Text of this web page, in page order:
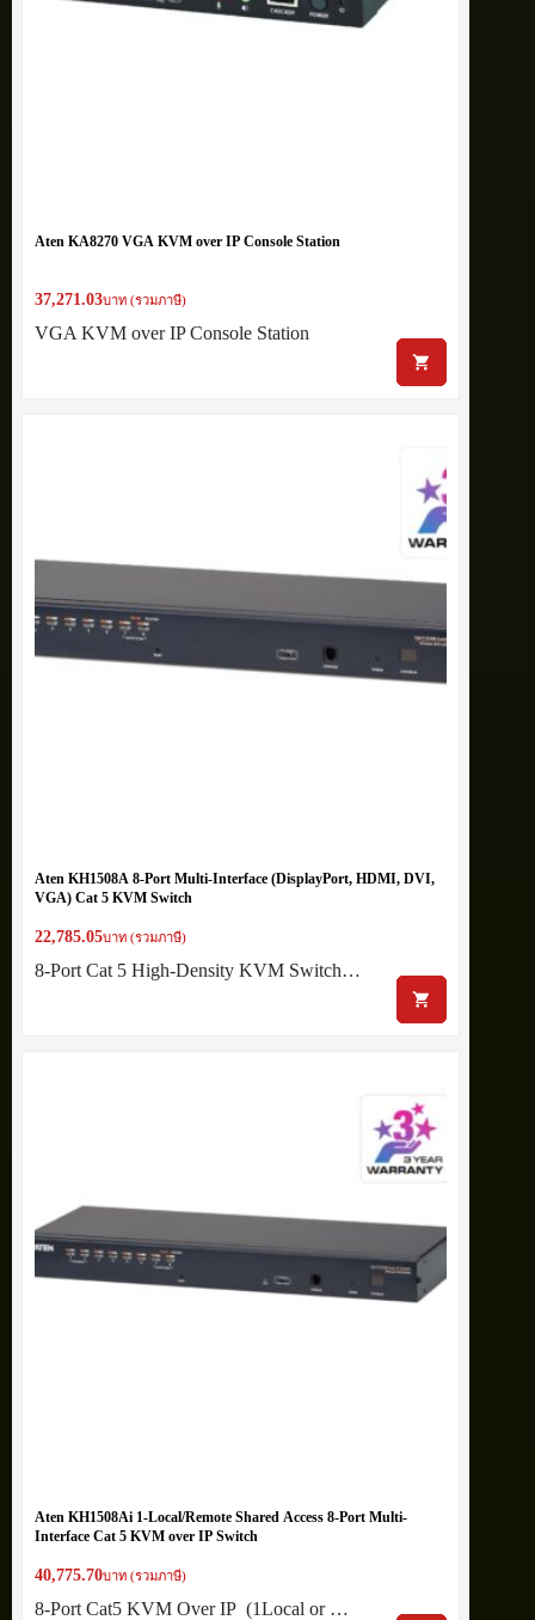
Aten KA8270 VGA KVM over IP Console Station
37,271.03บาท (รวมภาษี)
VGA KVM over IP Console Station
Aten KH1508A 8-Port Multi-Interface (DisplayPort, HDMI, DVI,
VGA) Cat 5 KVM Switch
22,785.05บาท (รวมภาษี)
8-Port Cat 5 High-Density KVM Switch…
Aten KH1508Ai 1-Local/Remote Shared Access 8-Port Multi-
Interface Cat 5 KVM over IP Switch
40,775.70บาท (รวมภาษี)
8-Port Cat5 KVM Over IP (1Local or …